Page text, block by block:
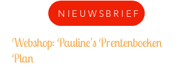
NIEUWSBRIEF
Webshop: Pauline's Prentenboeken
Plan